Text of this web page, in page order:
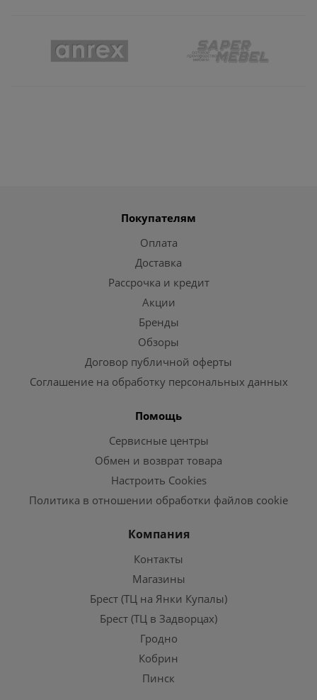
Покупателям
Оплата
Доставка
Рассрочка и кредит
Акции
Бренды
Обзоры
Договор публичной оферты
Соглашение на обработку персональных данных
Помощь
Сервисные центры
Обмен и возврат товара
Настроить Cookies
Политика в отношении обработки файлов cookie
Компания
Контакты
Магазины
Брест (ТЦ на Янки Купалы)
Брест (ТЦ в Задворцах)
Гродно
Кобрин
Пинск